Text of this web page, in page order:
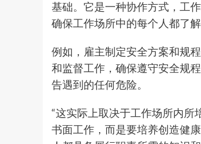
基础。它是一种协作方式，工
确保工作场所中的每个人都了
例如，雇主制定安全方案和规
和监督工作，确保遵守安全规
告遇到的任何危险。
“这实际上取决于工作场所内所
书面工作，而是要培养创造健